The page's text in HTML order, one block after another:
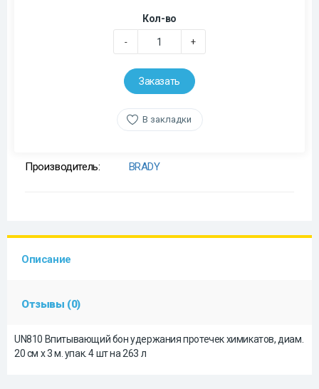
Кол-во
- +
Заказать
В закладки
Производитель: BRADY
Описание
Отзывы (0)
UN810 Впитывающий бон удержания протечек химикатов, диам.
20 см x 3 м. упак. 4 шт на 263 л